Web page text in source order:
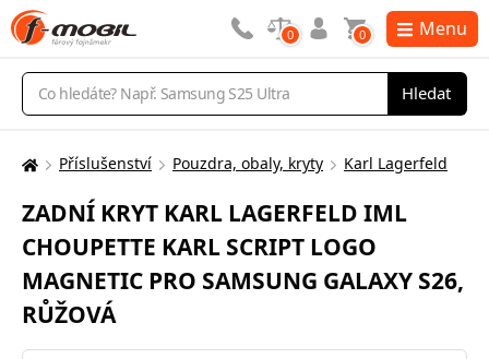
Vyhledávání
Hledat
0 0 Menu
Zde
nacházíte:
Příslušenství Pouzdra, obaly, kryty Karl Lagerfeld
ZADNÍ KRYT KARL LAGERFELD IML
CHOUPETTE KARL SCRIPT LOGO
MAGNETIC PRO SAMSUNG GALAXY S26,
RŮŽOVÁ